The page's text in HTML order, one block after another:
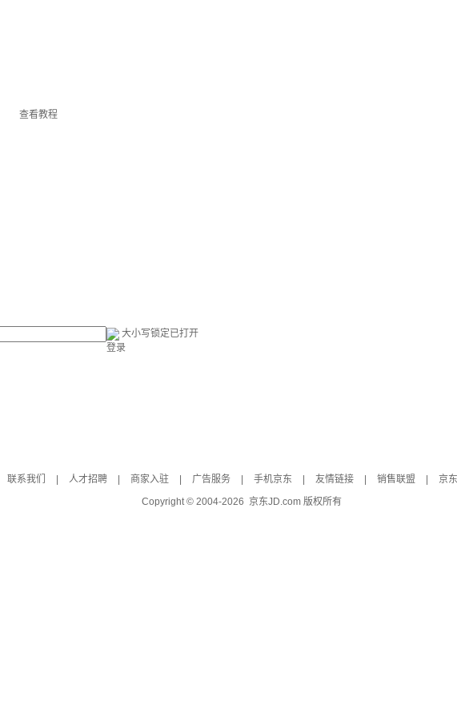
查看教程
大小写锁定已打开
登录
联系我们 人才招聘 商家入驻 广告服务 手机京东 友情链接 销售联盟 京
Copyright © 2004-2026 京东JD.com 版权所有